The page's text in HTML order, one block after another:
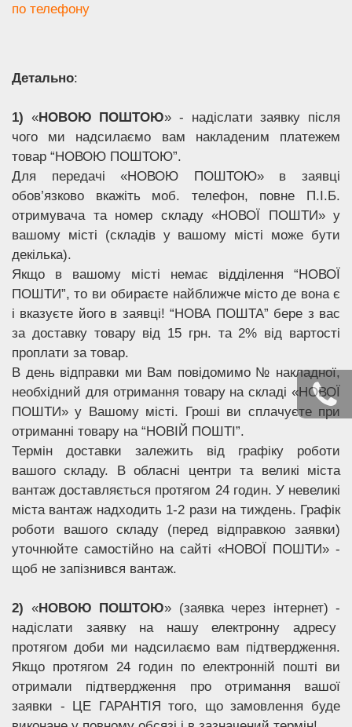
по телефону
Детально:
1) «НОВОЮ ПОШТОЮ» - надіслати заявку після
чого ми надсилаємо вам накладеним платежем
товар “НОВОЮ ПОШТОЮ”.
Для передачі «НОВОЮ ПОШТОЮ» в заявці
обов’язково вкажіть моб. телефон, повне П.І.Б.
отримувача та номер складу «НОВОЇ ПОШТИ» у
вашому місті (складів у вашому місті може бути
декілька).
Якщо в вашому місті немає відділення “НОВОЇ
ПОШТИ”, то ви обираєте найближче місто де вона є
і вказуєте його в заявці! “НОВА ПОШТА” бере з вас
за доставку товару від 15 грн. та 2% від вартості
проплати за товар.
В день відправки ми Вам повідомимо № накладної,
необхідний для отримання товару на складі «НОВОЇ
ПОШТИ» у Вашому місті. Гроші ви сплачуєте при
отриманні товару на “НОВІЙ ПОШТІ”.
Термін доставки залежить від графіку роботи
вашого складу. В обласні центри та великі міста
вантаж доставляється протягом 24 годин. У невеликі
міста вантаж надходить 1-2 рази на тиждень. Графік
роботи вашого складу (перед відправкою заявки)
уточнюйте самостійно на сайті «НОВОЇ ПОШТИ» -
щоб не запізнився вантаж.
2) «НОВОЮ ПОШТОЮ» (заявка через інтернет) -
надіслати заявку на нашу електронну адресу
протягом доби ми надсилаємо вам підтвердження.
Якщо протягом 24 годин по електронній пошті ви
отримали підтвердження про отримання вашої
заявки - ЦЕ ГАРАНТІЯ того, що замовлення буде